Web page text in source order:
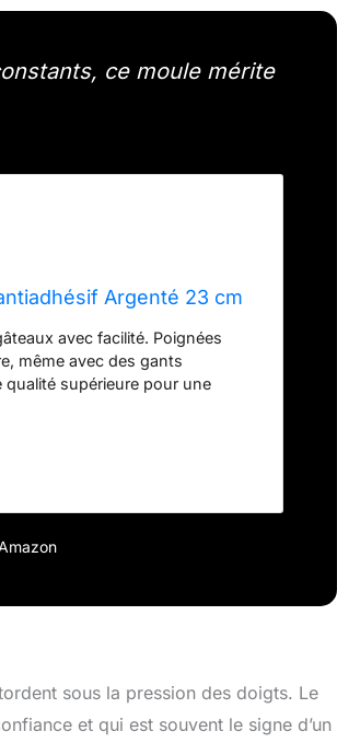
ce moule mérite
Argenté 23 cm
avec facilité. Poignées
même avec des gants
supérieure pour une
design unique de jante
résultats : la couleur claire
sous la pression des doigts. Le
et qui est souvent le signe d’un